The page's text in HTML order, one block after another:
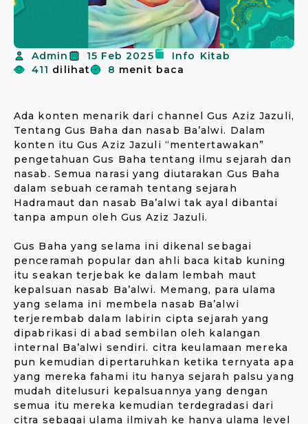
Admin 15 Feb 2025 Info Kitab
411 dilihat 8 menit baca
Ada konten menarik dari channel Gus Aziz Jazuli,
Tentang Gus Baha dan nasab Ba’alwi. Dalam
konten itu Gus Aziz Jazuli “mentertawakan”
pengetahuan Gus Baha tentang ilmu sejarah dan
nasab. Semua narasi yang diutarakan Gus Baha
dalam sebuah ceramah tentang sejarah
Hadramaut dan nasab Ba’alwi tak ayal dibantai
tanpa ampun oleh Gus Aziz Jazuli.
Gus Baha yang selama ini dikenal sebagai
penceramah popular dan ahli baca kitab kuning
itu seakan terjebak ke dalam lembah maut
kepalsuan nasab Ba’alwi. Memang, para ulama
yang selama ini membela nasab Ba’alwi
terjerembab dalam labirin cipta sejarah yang
dipabrikasi di abad sembilan oleh kalangan
internal Ba’alwi sendiri. citra keulamaan mereka
pun kemudian dipertaruhkan ketika ternyata apa
yang mereka fahami itu hanya sejarah palsu yang
mudah ditelusuri kepalsuannya yang dengan
semua itu mereka kemudian terdegradasi dari
citra sebagai ulama ilmiyah ke hanya ulama level